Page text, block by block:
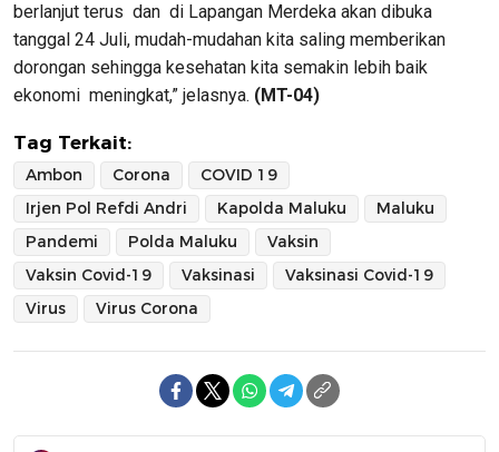
berlanjut terus dan di Lapangan Merdeka akan dibuka
tanggal 24 Juli, mudah-mudahan kita saling memberikan
dorongan sehingga kesehatan kita semakin lebih baik
ekonomi meningkat,” jelasnya. (MT-04)
Tag Terkait:
Ambon Corona
COVID 19
Irjen Pol Refdi Andri
Kapolda Maluku
Maluku
Pandemi
Polda Maluku
Vaksin
Vaksin Covid-19
Vaksinasi
Vaksinasi Covid-19
Virus
Virus Corona